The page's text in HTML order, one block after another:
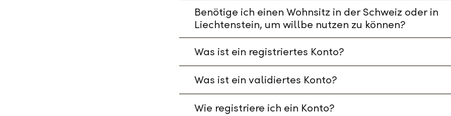
Benötige ich einen Wohnsitz in der Schweiz oder in
Liechtenstein, um willbe nutzen zu können?
Was ist ein registriertes Konto?
Was ist ein validiertes Konto?
Wie registriere ich ein Konto?